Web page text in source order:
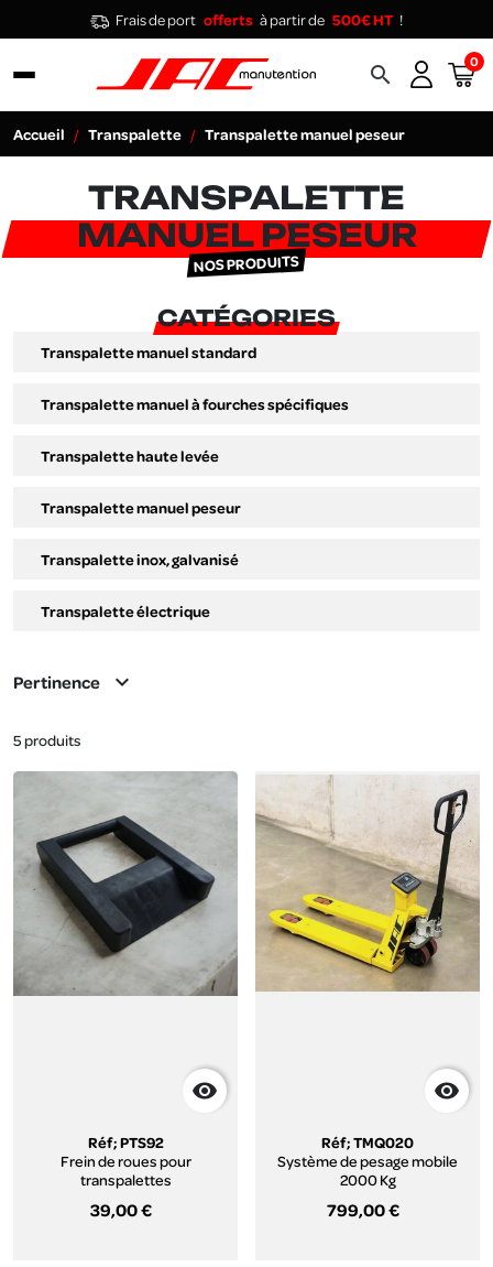
Frais de port offerts à partir de 500€ HT !
search 0
Accueil Transpalette Transpalette manuel peseur
TRANSPALETTE
MANUEL PESEUR
NOS PRODUITS
CATÉGORIES
Transpalette manuel standard
Transpalette manuel à fourches spécifiques
Transpalette haute levée
Transpalette manuel peseur
Transpalette inox, galvanisé
Transpalette électrique
5 produits
Pertinence expand_more

Réf; PTS92
Frein de roues pour
transpalettes
39,00 €

Réf; TMQ020
Système de pesage mobile
2000 Kg
799,00 €